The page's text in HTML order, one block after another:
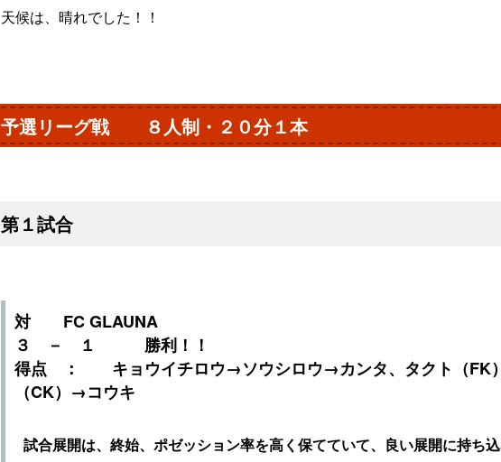
天候は、晴れでした！！
予選リーグ戦 ８人制・２０分１本
第１試合
対 FC GLAUNA
３ － １ 勝利！！
得点 ： キョウイチロウ→ソウシロウ→カンタ、タクト（FK
（CK）→コウキ
試合展開は、終始、ポゼッション率を高く保てていて、良い展開に持ち